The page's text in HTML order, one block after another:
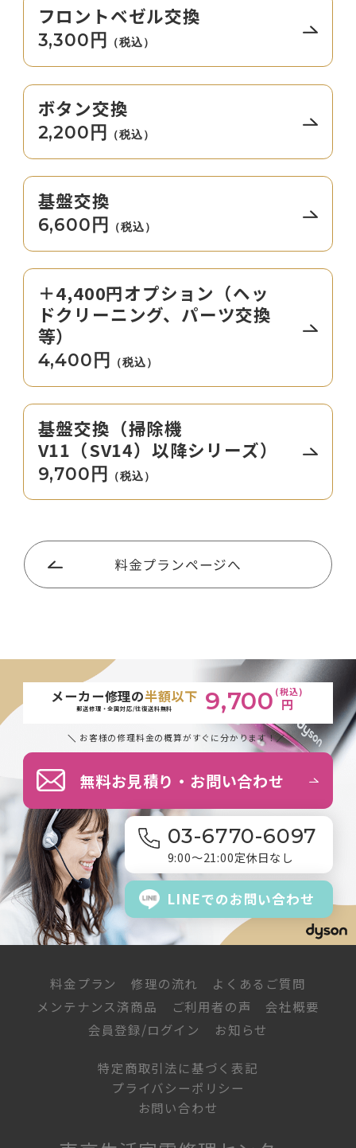
フロントベゼル交換
3,300円 （税込）
ボタン交換
2,200円 （税込）
基盤交換
6,600円 （税込）
＋4,400円オプション（ヘッ
ドクリーニング、パーツ交換
等）
4,400円 （税込）
基盤交換（掃除機
V11（SV14）以降シリーズ）
9,700円 （税込）
料金プランページへ
メーカー修理の半額以下
郵送修理・全国対応/往復送料無料 9,700 円
(税込)
お客様の修理料金の概算がすぐに分かります！
無料お見積り・お問い合わせ
03-6770-6097
9:00～21:00定休日なし
LINEでのお問い合わせ
料金プラン 修理の流れ
よくあるご質問
メンテナンス済商品
ご利用者の声
会社概要
会員登録/ログイン
お知らせ
特定商取引法に基づく表記
プライバシーポリシー
お問い合わせ